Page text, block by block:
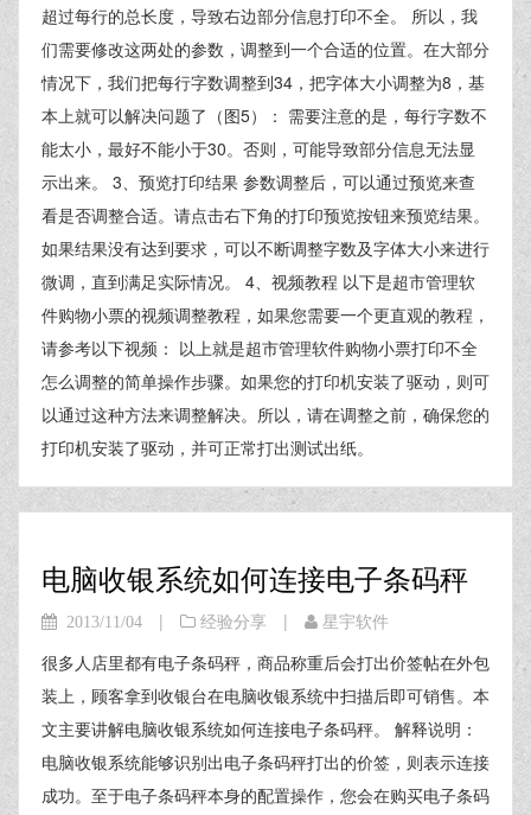
超过每行的总长度，导致右边部分信息打印不全。 所以，我
们需要修改这两处的参数，调整到一个合适的位置。在大部分
情况下，我们把每行字数调整到34，把字体大小调整为8，基
本上就可以解决问题了（图5）： 需要注意的是，每行字数不
能太小，最好不能小于30。否则，可能导致部分信息无法显
示出来。 3、预览打印结果 参数调整后，可以通过预览来查
看是否调整合适。请点击右下角的打印预览按钮来预览结果。
如果结果没有达到要求，可以不断调整字数及字体大小来进行
微调，直到满足实际情况。 4、视频教程 以下是超市管理软
件购物小票的视频调整教程，如果您需要一个更直观的教程，
请参考以下视频： 以上就是超市管理软件购物小票打印不全
怎么调整的简单操作步骤。如果您的打印机安装了驱动，则可
以通过这种方法来调整解决。所以，请在调整之前，确保您的
打印机安装了驱动，并可正常打出测试出纸。
电脑收银系统如何连接电子条码秤
2013/11/04 | 经验分享 | 星宇软件
很多人店里都有电子条码秤，商品称重后会打出价签帖在外包
装上，顾客拿到收银台在电脑收银系统中扫描后即可销售。本
文主要讲解电脑收银系统如何连接电子条码秤。 解释说明：
电脑收银系统能够识别出电子条码秤打出的价签，则表示连接
成功。至于电子条码秤本身的配置操作，您会在购买电子条码